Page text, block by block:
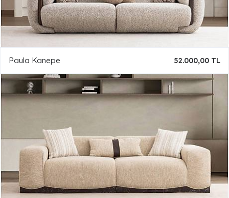
Paula Kanepe 52.000,00 TL